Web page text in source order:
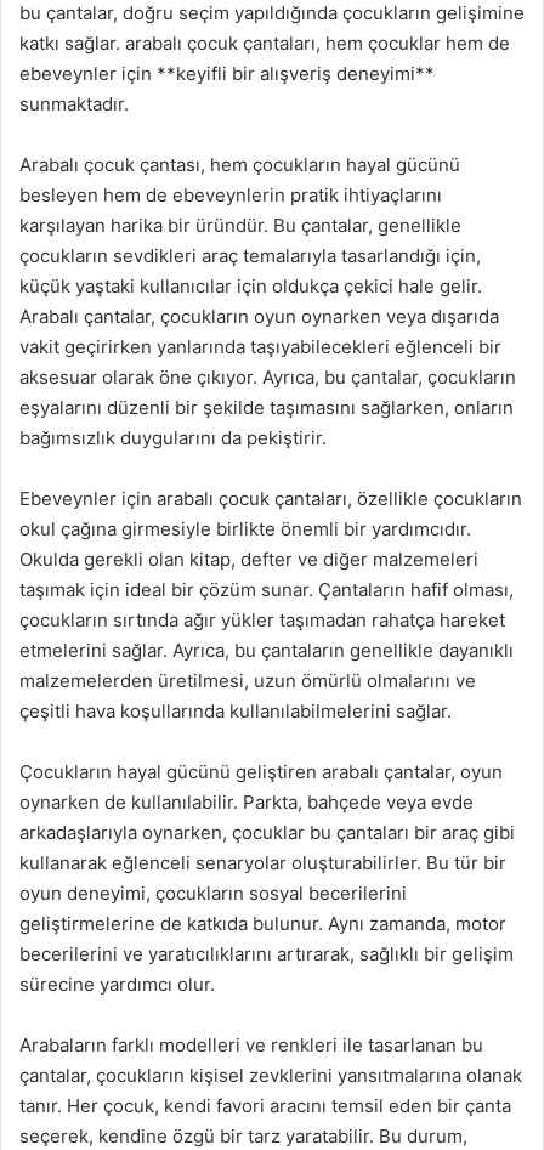
bu çantalar, doğru seçim yapıldığında çocukların gelişimine
katkı sağlar. arabalı çocuk çantaları, hem çocuklar hem de
ebeveynler için **keyifli bir alışveriş deneyimi**
sunmaktadır.
Arabalı çocuk çantası, hem çocukların hayal gücünü
besleyen hem de ebeveynlerin pratik ihtiyaçlarını
karşılayan harika bir üründür. Bu çantalar, genellikle
çocukların sevdikleri araç temalarıyla tasarlandığı için,
küçük yaştaki kullanıcılar için oldukça çekici hale gelir.
Arabalı çantalar, çocukların oyun oynarken veya dışarıda
vakit geçirirken yanlarında taşıyabilecekleri eğlenceli bir
aksesuar olarak öne çıkıyor. Ayrıca, bu çantalar, çocukların
eşyalarını düzenli bir şekilde taşımasını sağlarken, onların
bağımsızlık duygularını da pekiştirir.
Ebeveynler için arabalı çocuk çantaları, özellikle çocukların
okul çağına girmesiyle birlikte önemli bir yardımcıdır.
Okulda gerekli olan kitap, defter ve diğer malzemeleri
taşımak için ideal bir çözüm sunar. Çantaların hafif olması,
çocukların sırtında ağır yükler taşımadan rahatça hareket
etmelerini sağlar. Ayrıca, bu çantaların genellikle dayanıklı
malzemelerden üretilmesi, uzun ömürlü olmalarını ve
çeşitli hava koşullarında kullanılabilmelerini sağlar.
Çocukların hayal gücünü geliştiren arabalı çantalar, oyun
oynarken de kullanılabilir. Parkta, bahçede veya evde
arkadaşlarıyla oynarken, çocuklar bu çantaları bir araç gibi
kullanarak eğlenceli senaryolar oluşturabilirler. Bu tür bir
oyun deneyimi, çocukların sosyal becerilerini
geliştirmelerine de katkıda bulunur. Aynı zamanda, motor
becerilerini ve yaratıcılıklarını artırarak, sağlıklı bir gelişim
sürecine yardımcı olur.
Arabaların farklı modelleri ve renkleri ile tasarlanan bu
çantalar, çocukların kişisel zevklerini yansıtmalarına olanak
tanır. Her çocuk, kendi favori aracını temsil eden bir çanta
seçerek, kendine özgü bir tarz yaratabilir. Bu durum,